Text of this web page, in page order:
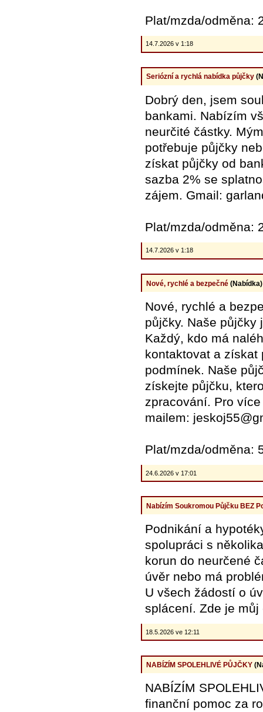
Plat/mzda/odměna:
14.7.2026 v 1:18
Seriózní a rychlá nabídka půjčky
Dobrý den, jsem
bankami. Nabízím
neurčité částky.
potřebuje půjčky
získat půjčky od
sazba 2% se
zájem. Gmail:
Plat/mzda/odměna:
14.7.2026 v 1:18
Nové, rychlé a bezpečné (Nabídka)
Nové, rychlé a
půjčky. Naše půjčky
Každý, kdo má
kontaktovat a získat
podmínek. Naše
získejte půjčku,
zpracování. Pro
mailem:
Plat/mzda/odměna:
24.6.2026 v 17:01
Nabízím Soukromou Půjčku BEZ
Podnikání a
spolupráci s
korun do neurčené
úvěr nebo má
U všech žádostí o
splácení. Zde je
18.5.2026 ve 12:11
NABÍZÍM SPOLEHLIVÉ PŮJČKY
NABÍZÍM
finanční pomoc za